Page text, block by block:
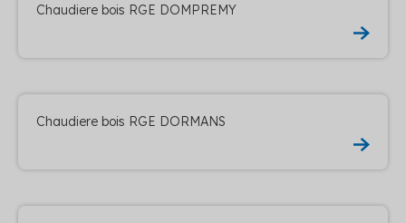
Chaudiere bois RGE DOMPREMY
Chaudiere bois RGE DORMANS